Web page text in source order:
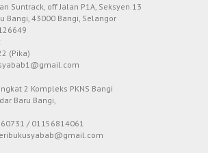
Suntrack, off Jalan P1A, Seksyen 13
Bangi, 43000 Bangi, Selangor
(Pika)
2 Kompleks PKNS Bangi
Baru Bangi,
/ 01156814061